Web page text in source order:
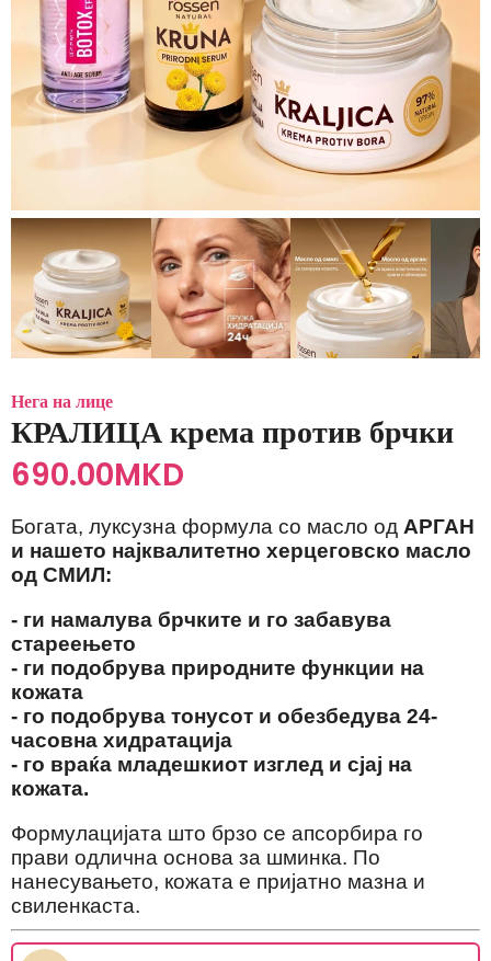
Нега на лице
КРАЛИЦА крема против брчки
690.00MKD
Богата, луксузна формула со масло од АРГАН
и нашето најквалитетно херцеговско масло
од СМИЛ:
- ги намалува брчките и го забавува
стареењето
- ги подобрува природните функции на
кожата
- го подобрува тонусот и обезбедува 24-
часовна хидратација
- го враќа младешкиот изглед и сјај на
кожата.
Формулацијата што брзо се апсорбира го
прави одлична основа за шминка. По
нанесувањето, кожата е пријатно мазна и
свиленкаста.